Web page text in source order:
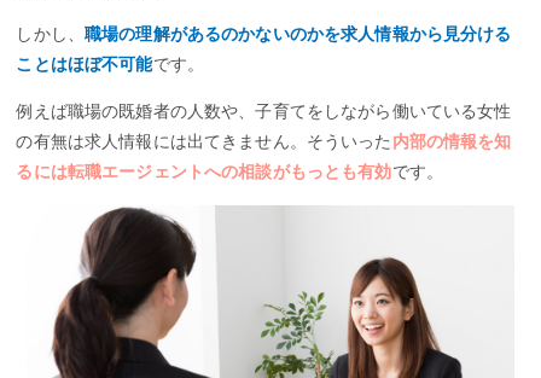
しかし、職場の理解があるのかないのかを求人情報から見分ける
ことはほぼ不可能です。
例えば職場の既婚者の人数や、子育てをしながら働いている女性
の有無は求人情報には出てきません。そういった 内部の情報を知
るには転職エージェントへの相談がもっとも有効です。